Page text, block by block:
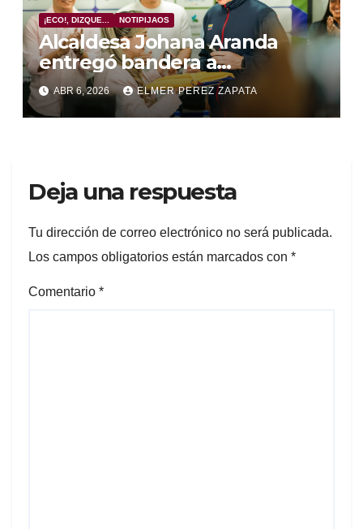
¡ECO!, DIZQUE... NOTIPIJAOS
Alcaldesa Johana Aranda
entregó bandera a
delegación de Colombia que
estará en la ‘Billie Jean King
Cup’ en Ibagué
ABR 6, 2026 ELMER PEREZ ZAPATA
Deja una respuesta
Tu dirección de correo electrónico no será publicada.
Los campos obligatorios están marcados con *
Comentario *